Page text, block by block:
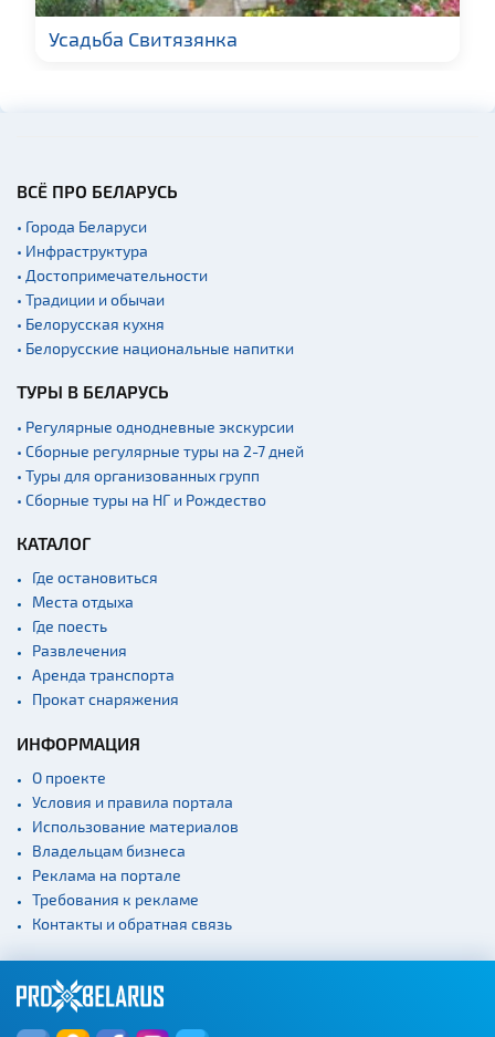
Усадьба Свитязянка
ВСЁ ПРО БЕЛАРУСЬ
• Города Беларуси
• Инфраструктура
• Достопримечательности
• Традиции и обычаи
• Белорусская кухня
• Белорусские национальные напитки
ТУРЫ В БЕЛАРУСЬ
• Регулярные однодневные экскурсии
• Сборные регулярные туры на 2-7 дней
• Туры для организованных групп
• Сборные туры на НГ и Рождество
КАТАЛОГ
Где остановиться
Места отдыха
Где поесть
Развлечения
Аренда транспорта
Прокат снаряжения
ИНФОРМАЦИЯ
О проекте
Условия и правила портала
Использование материалов
Владельцам бизнеса
Реклама на портале
Требования к рекламе
Контакты и обратная связь